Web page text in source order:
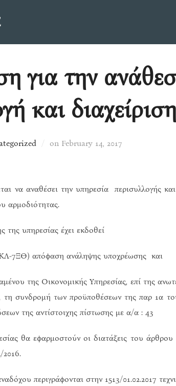
για την
και
on Posted
February 14, 2017
να αναθέσει την υπηρεσία περισυλλογής
αρμοδιότητας.
της υπηρεσίας έχει εκδοθεί
7ΞΘ) απόφαση ανάληψης υποχρέωσης και
της Οικονομικής Υπηρεσίας, επί της
τη συνδρομή των προϋποθέσεων της παρ 1α
της αντίστοιχης πίστωσης με α/α : 43
θα εφαρμοστούν οι διατάξεις του
2016.
περιγράφονται στην 1513/01.02.2017